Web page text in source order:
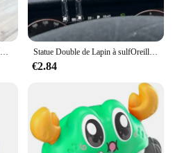
Polymère brûleur imperméable à double couche pour litière pour chat, grande taille, toilettes pour animaux de compagnie Statue Double de Lapin à sulfOreilles, Accessoires de Décoration de Dessin Animé, Salon, Chambre à Coucher, Voiture, Bureau, 2 Pièces
€2.84